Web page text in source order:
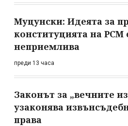
Муцунски: Идеята за
конституцията на РСМ
неприемлива
преди 13 часа
Законът за „вечните
узаконява
права